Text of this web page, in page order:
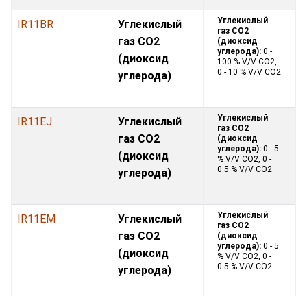
IR11BR
Углекислый
газ CO2
(диоксид
углерода)
Углекислый
газ CO2
(диоксид
углерода): 0 -
100 % V/V CO2,
0 - 10 % V/V CO2
IR11EJ
Углекислый
газ CO2
(диоксид
углерода)
Углекислый
газ CO2
(диоксид
углерода): 0 - 5
% V/V CO2, 0 -
0.5 % V/V CO2
IR11EM
Углекислый
газ CO2
(диоксид
углерода)
Углекислый
газ CO2
(диоксид
углерода): 0 - 5
% V/V CO2, 0 -
0.5 % V/V CO2